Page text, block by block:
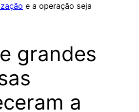
e a operação seja
grandes
a